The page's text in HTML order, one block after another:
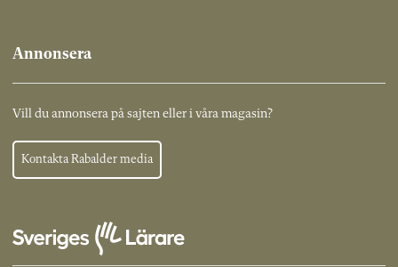
Annonsera
Vill du annonsera på sajten eller i våra magasin?
Kontakta Rabalder media